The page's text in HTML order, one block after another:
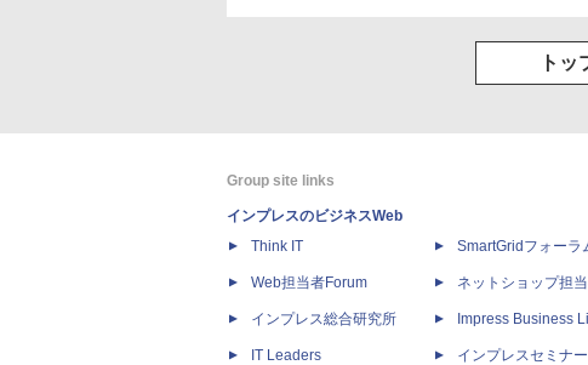
ト
Group site links
インプレスのビジネスWeb
Think IT
Web担当者Forum
インプレス総合研究所
IT Leaders
SmartGridフォーラ
ネットショップ担
Impress Business
インプレスセミナー